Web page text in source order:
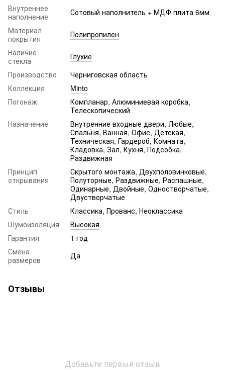
Внутреннее
наполнение
Сотовый наполнитель + МДФ плита 6мм
Материал
покрытия
Полипропилен
Наличие
стекла
Глухие
Производство
Черниговская область
Коллекция
Minto
Погонаж
Компланар, Алюминиевая коробка,
Телескопический
Назначение
Внутренние входные двери, Любые,
Спальня, Ванная, Офис, Детская,
Техническая, Гардероб, Комната,
Кладовка, Зал, Кухня, Подсобка,
Раздвижная
Принцип
открывания
Скрытого монтажа, Двухполовинковые,
Полуторные, Раздвижные, Распашные,
Одинарные, Двойные, Одностворчатые,
Двустворчатые
Стиль
Классика, Прованс, Неоклассика
Шумоизоляция
Высокая
Гарантия
1 год
Смена
размеров
Да
Отзывы
Добавьте первый отзыв